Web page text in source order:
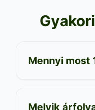
Mennyi most
Melyik